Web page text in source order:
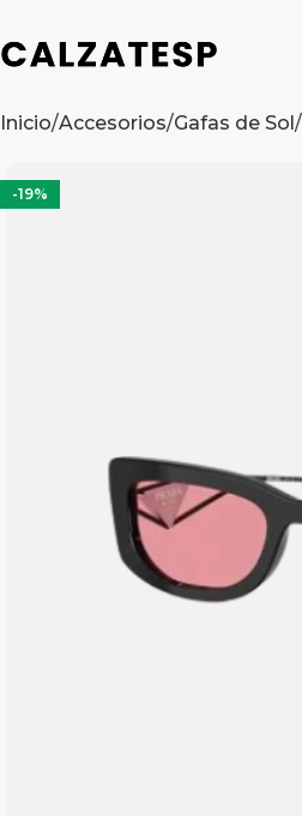
Inicio Accesorios Gafas de Sol
-19%